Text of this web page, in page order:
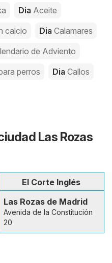
Dia Aceite
calcio Dia Calamares
de Adviento
perros Dia Callos
Las Rozas
El Corte Inglés
Las Rozas de Madrid
Avenida de la Constitución
20